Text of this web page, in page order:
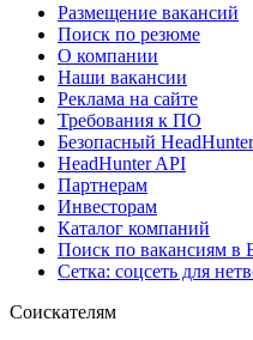
Размещение вакансий
Поиск по резюме
О компании
Наши вакансии
Реклама на сайте
Требования к ПО
Безопасный HeadHunter
HeadHunter API
Партнерам
Инвесторам
Каталог компаний
Поиск по вакансиям в
Сетка: соцсеть для
Соискателям